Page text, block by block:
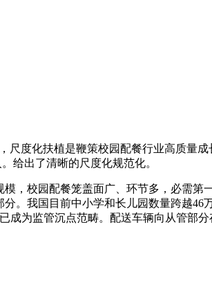
度化扶植是鞭策校园配餐行业高质量成
给出了清晰的尺度化规范化。
校园配餐笼盖面广、环节多，必需第
。我国目前中小学和长儿园数量跨越46
成为监管沉点范畴。配送车辆向从管部